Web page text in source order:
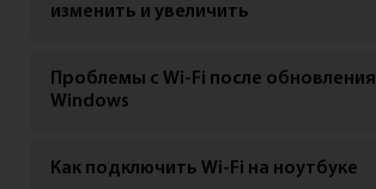
изменить и увеличить
Проблемы с Wi-Fi после обновления
Windows
Как подключить Wi-Fi на ноутбуке